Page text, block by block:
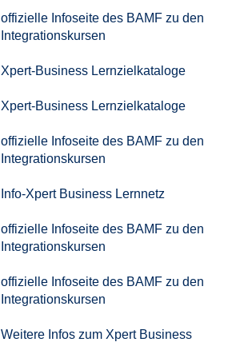
offizielle Infoseite des BAMF zu den
Integrationskursen
Xpert-Business Lernzielkataloge
Xpert-Business Lernzielkataloge
offizielle Infoseite des BAMF zu den
Integrationskursen
Info-Xpert Business Lernnetz
offizielle Infoseite des BAMF zu den
Integrationskursen
offizielle Infoseite des BAMF zu den
Integrationskursen
Weitere Infos zum Xpert Business